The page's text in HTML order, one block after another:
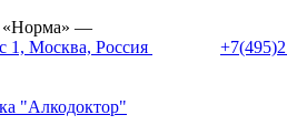
«Норма» —
1, Москва, Россия